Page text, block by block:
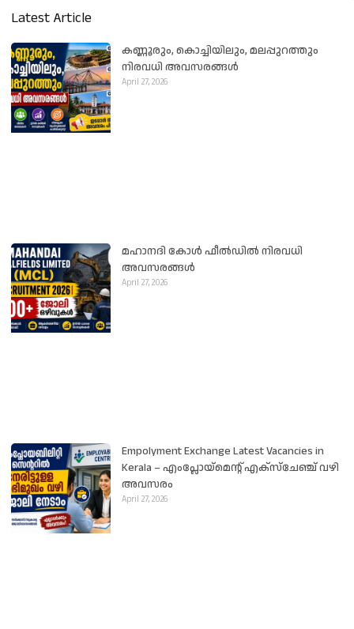
Latest Article
കണ്ണൂരും, കൊച്ചിയിലും, മലപ്പുറത്തും
നിരവധി അവസരങ്ങൾ
April 27, 2026
മഹാനദി കോൾ ഫീൽഡിൽ നിരവധി
അവസരങ്ങൾ
April 27, 2026
Empolyment Exchange Latest Vacancies in
Kerala – എംപ്ലോയ്‌മെന്റ് എക്സ്ചേഞ്ച് വഴി
അവസരം
April 27, 2026